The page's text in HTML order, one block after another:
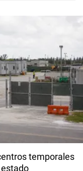
temporales